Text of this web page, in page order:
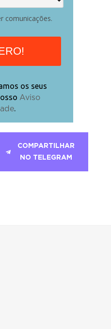
comunicações.
os seus
Aviso
.
COMPARTILHAR
NO TELEGRAM